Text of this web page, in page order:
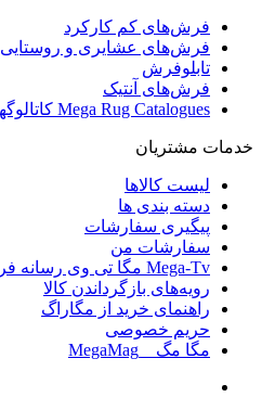
فرش‌های کم کارکرد
فرش‌های عشایری و روستایی
تابلوفرش
فرش‌های آنتیک
Mega Rug Catalogues کاتالوگهای دیجیتالی مگا راگ
خدمات مشتریان
لیست کالاها
دسته بندی ها
پیگیری سفارشات
سفارشات من
Mega-Tv مگا تی وی رسانه فرش و قالی ایران
رویه‌های بازگرداندن کالا
راهنمای خرید از مگاراگ
حریم خصوصی
مگا مگ _ MegaMag